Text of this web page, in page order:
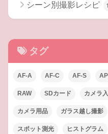
シーン別撮影レシピ
タグ
AF-A AF-C AF-S
RAW SDカード カメラ
カメラ用品 ガラス越し撮影
スポット測光 ヒストグラム